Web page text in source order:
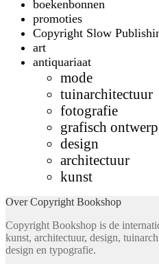
boekenbonnen
promoties
Copyright Slow
art
antiquariaat
mode
tuinarchitectuur
fotografie
grafisch ontwerp
design
architectuur
kunst
Over Copyright Bookshop
Copyright Bookshop is de
kunst, architectuur, design,
design en typografie.